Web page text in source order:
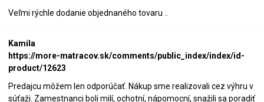
Veľmi rýchle dodanie objednaného tovaru ..
Kamila
https://more-matracov.sk/comments/public_index/index/id-
product/12623
Predajcu môžem len odporúčať. Nákup sme realizovali cez výhru v
súťaži. Zamestnanci boli milí, ochotní, nápomocní, snažili sa poradiť